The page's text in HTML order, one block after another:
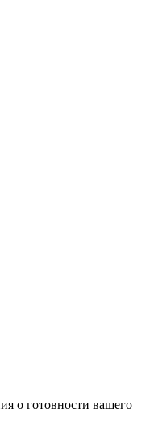
о готовности вашего